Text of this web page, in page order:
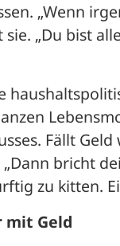
„Wenn
sie. „Du bist
Fällt
„Dann bricht
zu kitten.
Geld